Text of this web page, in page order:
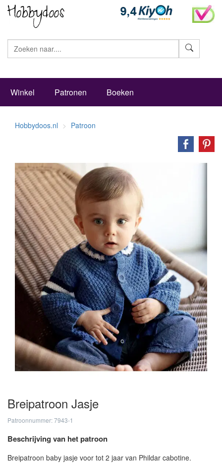
Winkel Patronen Boeken
Hobbydoos.nl Patroon
Breipatroon Jasje
Patroonnummer: 7943-1
Beschrijving van het patroon
Breipatroon baby jasje voor tot 2 jaar van Phildar cabotine.